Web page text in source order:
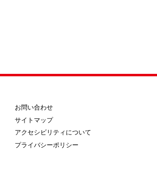
お問い合わせ
サイトマップ
アクセシビリティについて
プライバシーポリシー